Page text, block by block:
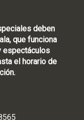
deben
que funciona
espectáculos
el horario de
1950-8565